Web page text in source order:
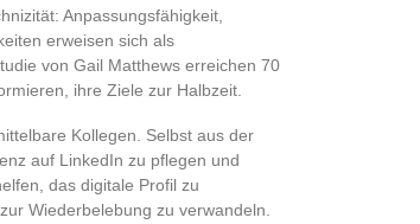
Anpassungsfähigkeit,
erweisen sich als
von Gail Matthews erreichen 70
ihre Ziele zur Halbzeit.
Kollegen. Selbst aus der
auf LinkedIn zu pflegen und
das digitale Profil zu
Wiederbelebung zu verwandeln.